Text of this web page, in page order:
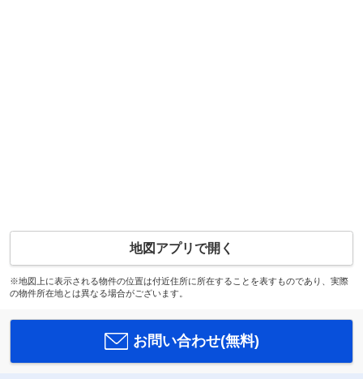
地図アプリで開く
※地図上に表示される物件の位置は付近住所に所在することを表すものであり、実際
の物件所在地とは異なる場合がございます。
お問い合わせ(無料)